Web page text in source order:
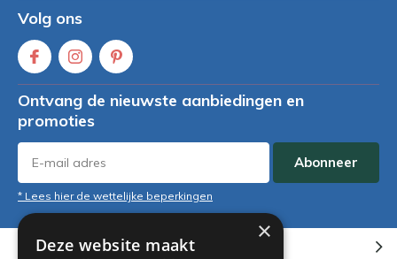
Volg ons
Ontvang de nieuwste aanbiedingen en
promoties
Abonneer
* Lees hier de wettelijke beperkingen
Klantenservice
×
Deze website maakt